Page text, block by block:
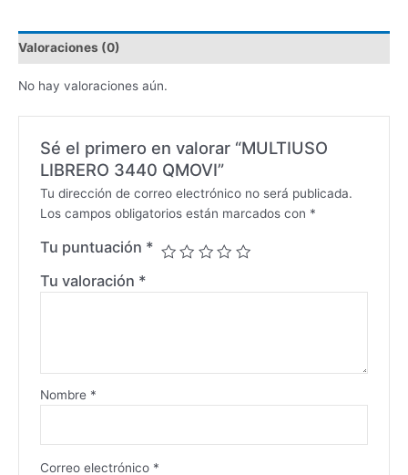
Valoraciones (0)
No hay valoraciones aún.
Sé el primero en valorar “MULTIUSO
LIBRERO 3440 QMOVI”
Tu dirección de correo electrónico no será publicada.
Los campos obligatorios están marcados con *
Tu puntuación *
Tu valoración *
Nombre *
Correo electrónico *